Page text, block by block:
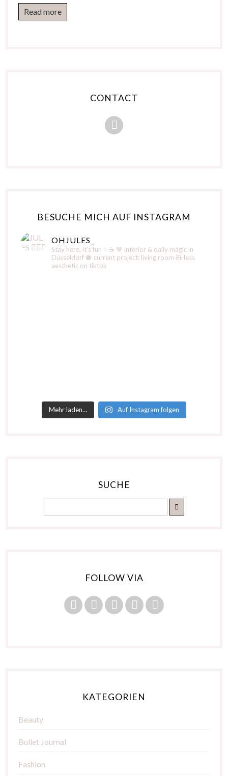
Read more
CONTACT
BESUCHE MICH AUF INSTAGRAM
OHJULES_
Stay here, it’s fun ✨☕️ 🤎 interior & daily magic in
Düsseldorf 🪩 current project: living room 🧸 less
aesthetic on tiktok
Mehr laden… Auf Instagram folgen
SUCHE
FOLLOW VIA
KATEGORIEN
Beauty
Bullet Journal
Fashion